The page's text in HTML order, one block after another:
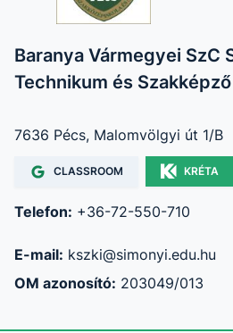
Baranya Vármegyei SzC
Technikum és
7636 Pécs, Malomvölgyi út 1/B
CLASSROOM KRÉTA
Telefon: +36-72-550-710
E-mail: kszki@simonyi.edu.hu
OM azonosító: 203049/013